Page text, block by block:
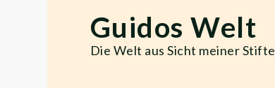
Guidos Welt
Die Welt aus Sicht meiner Stifte